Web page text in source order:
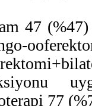
47
77